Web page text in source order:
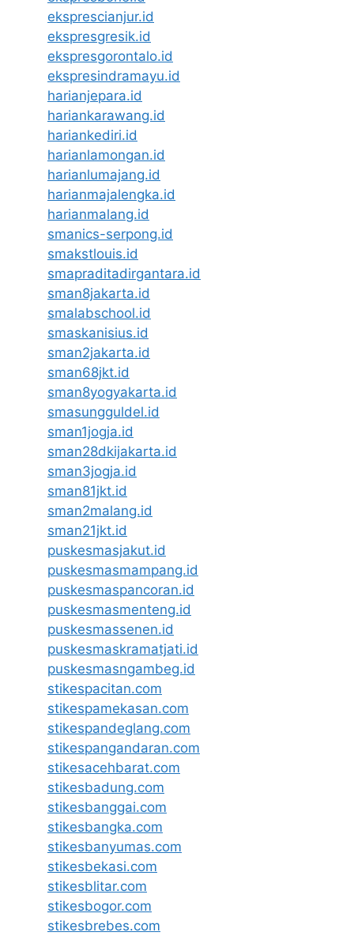
eksprescianjur.id
ekspresgresik.id
ekspresgorontalo.id
ekspresindramayu.id
harianjepara.id
hariankarawang.id
hariankediri.id
harianlamongan.id
harianlumajang.id
harianmajalengka.id
harianmalang.id
smanics-serpong.id
smakstlouis.id
smapraditadirgantara.id
sman8jakarta.id
smalabschool.id
smaskanisius.id
sman2jakarta.id
sman68jkt.id
sman8yogyakarta.id
smasungguldel.id
sman1jogja.id
sman28dkijakarta.id
sman3jogja.id
sman81jkt.id
sman2malang.id
sman21jkt.id
puskesmasjakut.id
puskesmasmampang.id
puskesmaspancoran.id
puskesmasmenteng.id
puskesmassenen.id
puskesmaskramatjati.id
puskesmasngambeg.id
stikespacitan.com
stikespamekasan.com
stikespandeglang.com
stikespangandaran.com
stikesacehbarat.com
stikesbadung.com
stikesbanggai.com
stikesbangka.com
stikesbanyumas.com
stikesbekasi.com
stikesblitar.com
stikesbogor.com
stikesbrebes.com